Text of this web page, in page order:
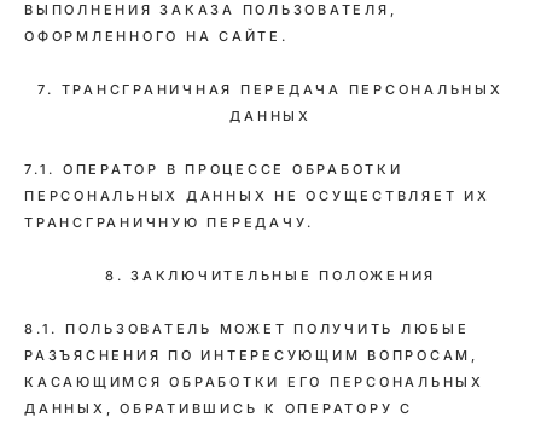
ВЫПОЛНЕНИЯ ЗАКАЗА ПОЛЬЗОВАТЕЛЯ,
ОФОРМЛЕННОГО НА САЙТЕ.
7. ТРАНСГРАНИЧНАЯ ПЕРЕДАЧА ПЕРСОНАЛЬНЫХ
ДАННЫХ
7.1. ОПЕРАТОР В ПРОЦЕССЕ ОБРАБОТКИ
ПЕРСОНАЛЬНЫХ ДАННЫХ НЕ ОСУЩЕСТВЛЯЕТ ИХ
ТРАНСГРАНИЧНУЮ ПЕРЕДАЧУ.
8. ЗАКЛЮЧИТЕЛЬНЫЕ ПОЛОЖЕНИЯ
8.1. ПОЛЬЗОВАТЕЛЬ МОЖЕТ ПОЛУЧИТЬ ЛЮБЫЕ
РАЗЪЯСНЕНИЯ ПО ИНТЕРЕСУЮЩИМ ВОПРОСАМ,
КАСАЮЩИМСЯ ОБРАБОТКИ ЕГО ПЕРСОНАЛЬНЫХ
ДАННЫХ, ОБРАТИВШИСЬ К ОПЕРАТОРУ С